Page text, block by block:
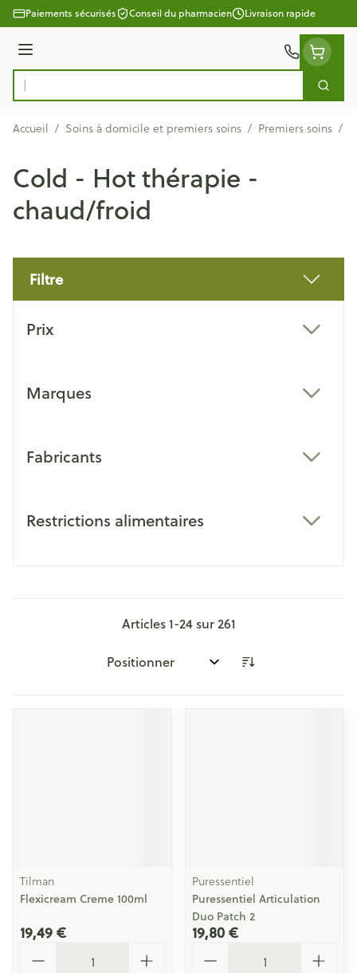
Aller au contenu
Paiements sécurisés Conseil du pharmacien Livraison rapide
Menu
Rechercher
Accueil / Soins à domicile et premiers soins / Premiers soins /
Cold - Hot thérapie -
chaud/froid
Filtre
Prix
Marques
Fabricants
Restrictions alimentaires
Articles1-24sur261
Trier par:
Tilman
Flexicream Creme 100ml
19,49 €
Puressentiel
Puressentiel Articulation
Duo Patch 2
19,80 €